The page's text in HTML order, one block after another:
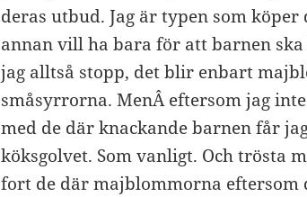
deras utbud. Jag är typen som
annan vill ha bara för att barnen
jag alltså stopp, det blir enbart
småsyrrorna. MenÂ eftersom jag
med de där knackande barnen får
köksgolvet. Som vanligt. Och trösta
fort de där majblommorna eftersom